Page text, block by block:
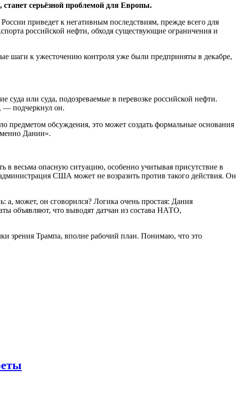
серьёзной проблемой для Европы.
приведет к негативным последствиям, прежде всего для
российской нефти, обходя существующие ограничения и
шаги к ужесточению контроля уже были предприняты в декабре,
суда или суда, подозреваемые в перевозке российской нефти.
— подчеркнул он.
предметом обсуждения, это может создать формальные основания
Дании».
в весьма опасную ситуацию, особенно учитывая присутствие в
США может не возразить против такого действия. Он
а, может, он сговорился? Логика очень простая: Дания
объявляют, что выводят датчан из состава НАТО,
зрения Трампа, вполне рабочий план. Понимаю, что это